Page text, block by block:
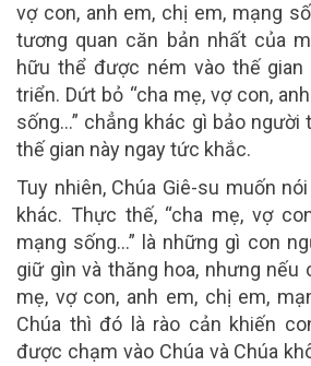
vợ con, anh em, chị em, mạng
tương quan căn bản nhất của
hữu thể được ném vào thế
triển. Dứt bỏ “cha mẹ, vợ con,
sống…” chẳng khác gì bảo người
thế gian này ngay tức khắc.
Tuy nhiên, Chúa Giê-su muốn
khác. Thực thế, “cha mẹ, vợ
mạng sống…” là những gì con
giữ gìn và thăng hoa, nhưng nếu
mẹ, vợ con, anh em, chị em,
Chúa thì đó là rào cản khiến
được chạm vào Chúa và Chúa